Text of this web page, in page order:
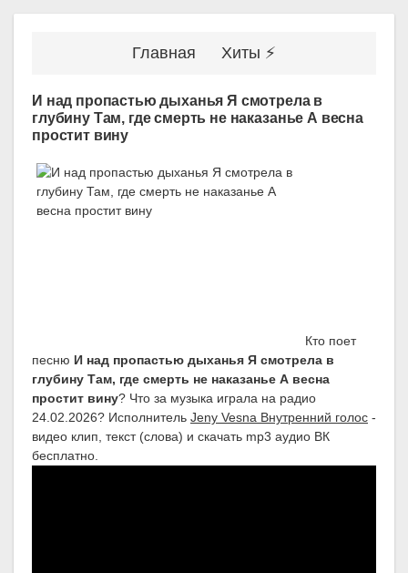
Главная Хиты ⚡
И над пропастью дыханья Я смотрела в
глубину Там, где смерть не наказанье А весна
простит вину
Кто поет
песню И над пропастью дыханья Я смотрела в
глубину Там, где смерть не наказанье А весна
простит вину? Что за музыка играла на радио
24.02.2026? Исполнитель Jeny Vesna Внутренний голос -
видео клип, текст (слова) и скачать mp3 аудио ВК
бесплатно.